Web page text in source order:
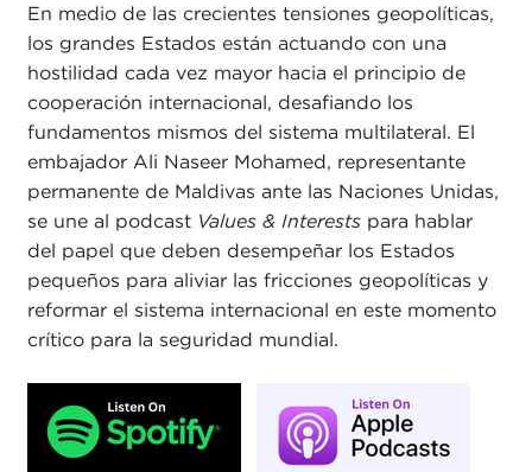
En medio de las crecientes tensiones geopolíticas,
los grandes Estados están actuando con una
hostilidad cada vez mayor hacia el principio de
cooperación internacional, desafiando los
fundamentos mismos del sistema multilateral. El
embajador Ali Naseer Mohamed, representante
permanente de Maldivas ante las Naciones Unidas,
se une al podcast Values & Interestspara hablar
del papel que deben desempeñar los Estados
pequeños para aliviar las fricciones geopolíticas y
reformar el sistema internacional en este momento
crítico para la seguridad mundial.